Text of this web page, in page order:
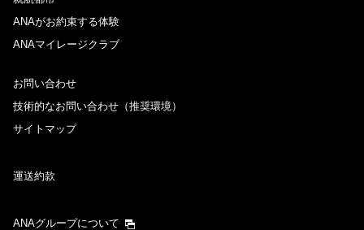
ANAがお約束する体験
ANAマイレージクラブ
お問い合わせ
技術的なお問い合わせ（推奨環境）
サイトマップ
運送約款
ANAグループについて